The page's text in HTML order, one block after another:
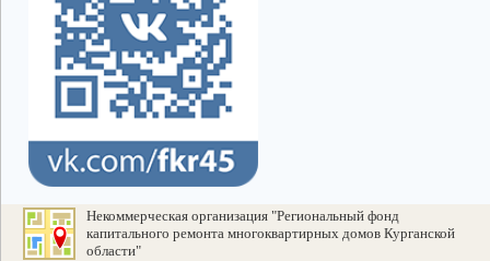
Некоммерческая организация "Региональный фонд
капитального ремонта многоквартирных домов Курганской
области"